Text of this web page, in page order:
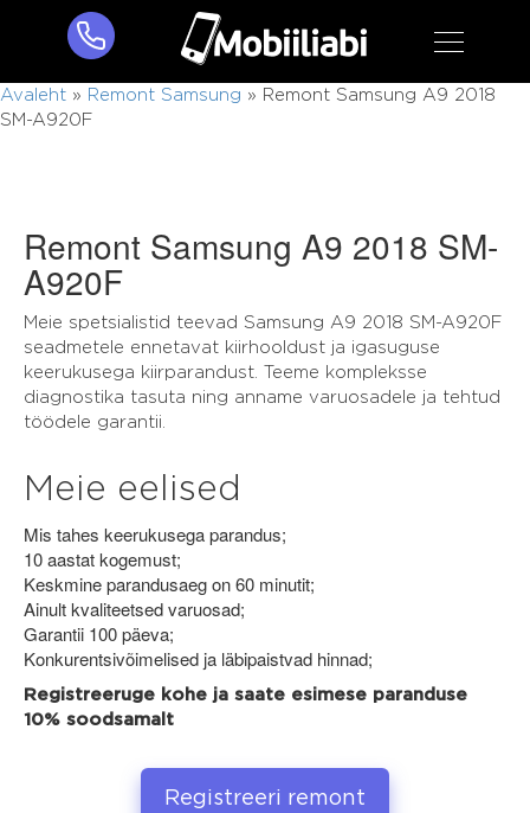
Avaleht » Remont Samsung »
Remont Samsung A9 2018
SM-A920F
Remont Samsung A9 2018 SM-
A920F
Meie spetsialistid teevad Samsung A9 2018 SM-A920F
seadmetele ennetavat kiirhooldust ja igasuguse
keerukusega kiirparandust. Teeme kompleksse
diagnostika tasuta ning anname varuosadele ja tehtud
töödele garantii.
Meie eelised
Mis tahes keerukusega parandus;
10 aastat kogemust;
Keskmine parandusaeg on 60 minutit;
Ainult kvaliteetsed varuosad;
Garantii 100 päeva;
Konkurentsivõimelised ja läbipaistvad hinnad;
Registreeruge kohe ja saate esimese paranduse
10% soodsamalt
Registreeri remont